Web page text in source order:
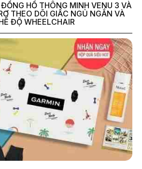
HỒ THÔNG MINH VENU 3 VÀ
THEO DÕI GIẤC NGỦ NGẮN VÀ
ĐỘ WHEELCHAIR